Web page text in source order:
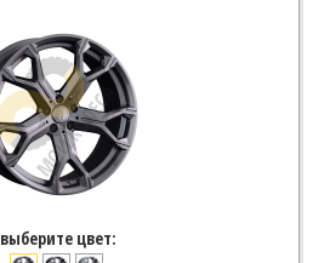
выберите цвет: